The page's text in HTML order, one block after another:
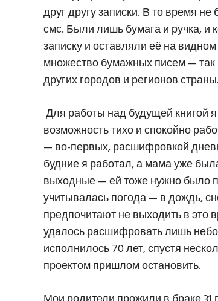
друг другу записки. В то время
смс. Были лишь бумага и ручка, и
записку и оставляли её на
множество бумажных писем —
других городов и регионов страны.
Для работы над будущей книгой
возможность тихо и спокойно
— во-первых, расшифровкой
будние я работал, а мама уже
выходные — ей тоже нужно было
учитывалась погода — в дождь,
предпочитают не выходить в
удалось расшифровать лишь
исполнилось 70 лет, спустя
проектом пришлом остановить.